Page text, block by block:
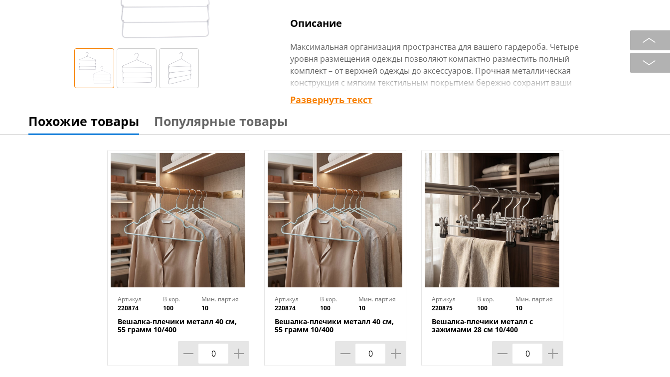
Описание
Максимальная организация пространства для вашего гардероба. Четыре
уровня размещения одежды позволяют компактно разместить полный
комплект – от верхней одежды до аксессуаров. Прочная металлическая
конструкция с мягким текстильным покрытием бережно сохранит ваши
вещи в идеальном состоянии. Стильный и функциональный дизайн
превращает процесс хранения в эстетическое удовольствие. Идеальное
Тип товара : Вешалка плечики
Бренд : VETTA
Материал : Металл, текстиль
Размер упаковки : 40,4х3,5х9,4 см
Размер : 41х42,5х0,38 см
Цвет : Микс
Вес в упаковке : 0,271 кг
В ассортименте : Да
Кол-во секций : 4 уровня
Назначение : Для рубашек, блузок, трикотажа
Страна производства : Китай
Развернуть текст
Похожие товары Популярные товары
Артикул
220874
В кор.
100
Мин. партия
10
Вешалка-плечики металл 40 см,
55 грамм 10/400
Артикул
220874
В кор.
100
Мин. партия
10
Вешалка-плечики металл 40 см,
55 грамм 10/400
Артикул
220875
В кор.
100
Мин. партия
10
Вешалка-плечики металл с
зажимами 28 см 10/400